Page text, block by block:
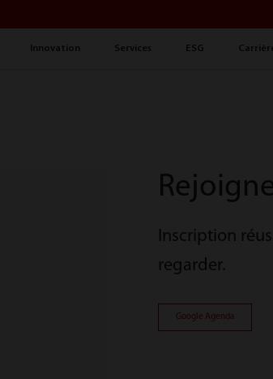
Innovation Services ESG
Inscription
regarder.
Google Agenda